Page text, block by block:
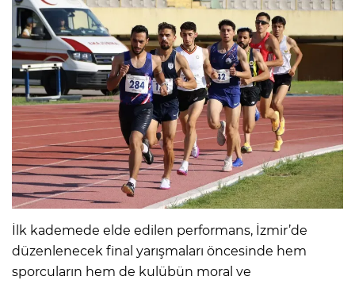
İlk kademede elde edilen performans, İzmir’de
düzenlenecek final yarışmaları öncesinde hem
sporcuların hem de kulübün moral ve